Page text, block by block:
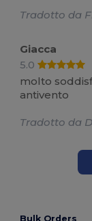
Tradotto da
Giacca
5.0
molto
antivento
Tradotto da
Bulk Orders